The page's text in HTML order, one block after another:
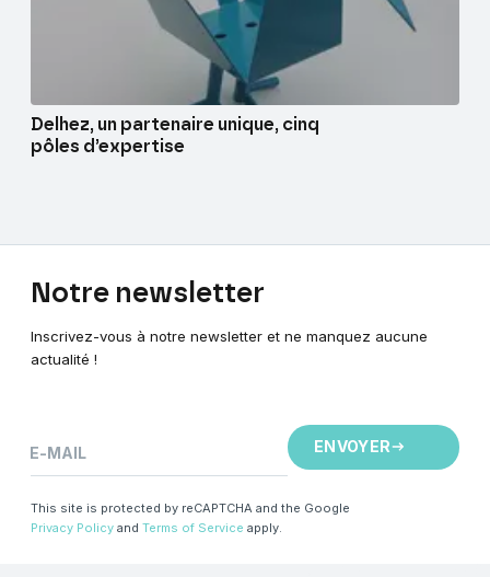
Delhez, un partenaire unique, cinq
pôles d’expertise
Notre newsletter
Inscrivez-vous à notre newsletter et ne manquez aucune
actualité !
E-MAIL ENVOYER
This site is protected by reCAPTCHA and the Google
Privacy Policy and Terms of Service apply.